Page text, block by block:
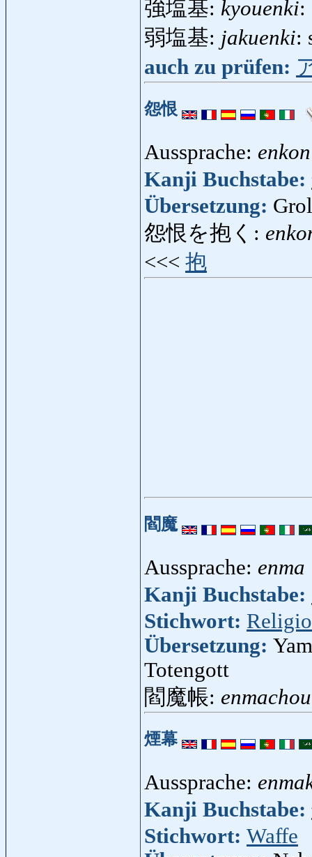
強塩基: kyouenki:
弱塩基: jakuenki:
auch zu prüfen:
怨恨
Aussprache: enkon
Kanji Buchstabe:
Übersetzung:
怨恨を抱く:
<<< 抱
閻魔
Aussprache: enma
Kanji Buchstabe:
Stichwort:
Übersetzung:
Totengott
閻魔帳: enmachou
煙幕
Aussprache:
Kanji Buchstabe:
Stichwort: Waffe